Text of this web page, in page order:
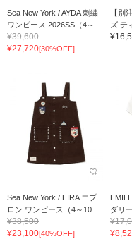
Sea New York / AYDA 刺繍
ワンピース 2026SS（4～...
¥39,600
¥27,720[30%OFF]
【別
ズ テ
Sea New York / EIRA エプ
ロン ワンピース（4～10...
¥38,500
¥23,100[40%OFF]
ダリ